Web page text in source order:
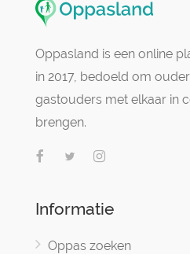
Oppasland is een online
in 2017, bedoeld om
gastouders met elkaar in
brengen.
Informatie
Oppas zoeken